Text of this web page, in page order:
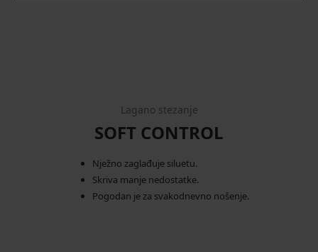
Lagano stezanje
SOFT CONTROL
Nježno zaglađuje siluetu.
Skriva manje nedostatke.
Pogodan je za svakodnevno nošenje.